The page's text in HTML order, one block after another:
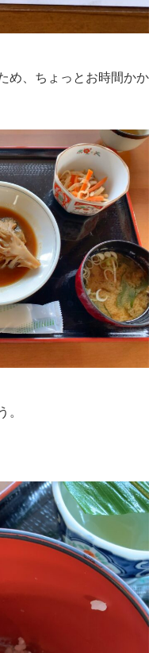
め、ちょっとお時間かか
。